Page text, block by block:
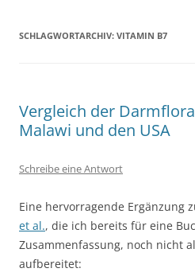
SCHLAGWORTARCHIV: VITAMIN B7
Vergleich der
Malawi und den USA
Schreibe eine Antwort
Eine hervorragende Ergänzung
et al., die ich bereits für eine
Zusammenfassung, noch nicht
aufbereitet: